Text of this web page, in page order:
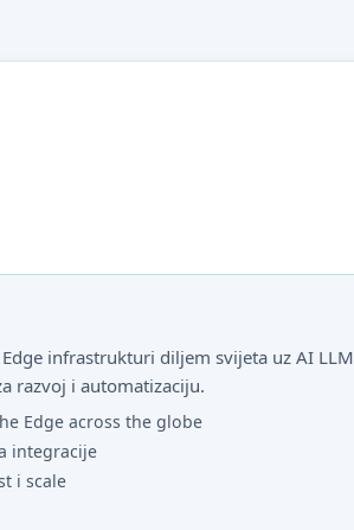
infrastrukturi diljem svijeta uz AI LLM
razvoj i automatizaciju.
Edge across the globe
integracije
i scale